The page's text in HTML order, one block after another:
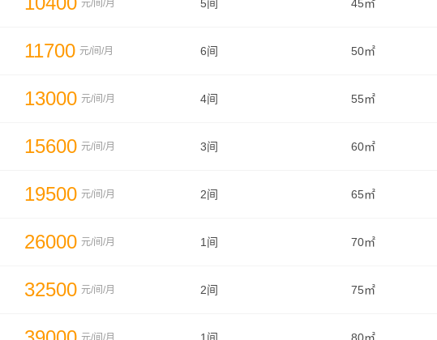
元/间/月 45㎡
5间
11700 元/间/月 50㎡
6间
13000 元/间/月 55㎡
4间
15600 元/间/月 60㎡
3间
19500 元/间/月 65㎡
2间
26000 元/间/月 70㎡
1间
32500 元/间/月 75㎡
2间
元/间/月